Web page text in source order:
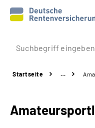
Prävention
Rente
Startseite …